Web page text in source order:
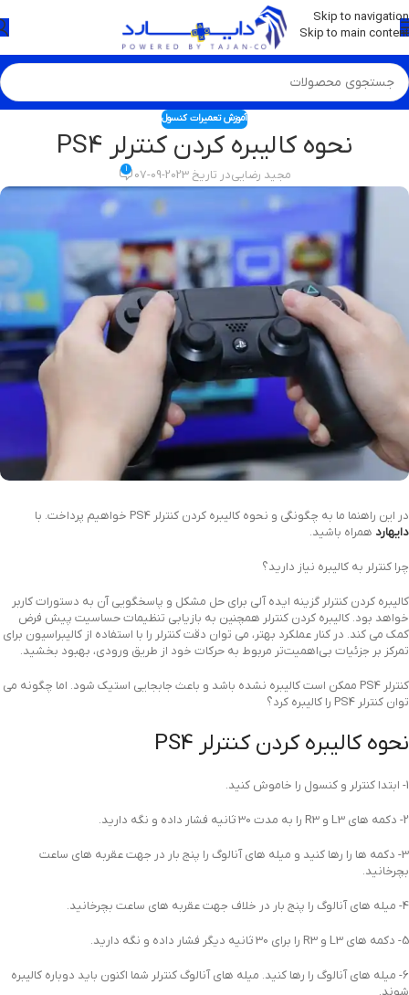
Skip to navigation
Skip to main content
💡برچسب و اسکین کنسول ها بروز شد . . . اینجا کیک کن !
آموزش تعمیرات کنسول
نحوه کالیبره کردن کنترلر PS4
مجید رضاییدر تاریخ 2023-09-07 1
در این راهنما ما به چگونگی و نحوه کالیبره کردن کنترلر PS4 خواهیم پرداخت. با
دایهارد همراه باشید.
چرا کنترلر به کالیبره نیاز دارید؟
کالیبره کردن کنترلر گزینه ایده آلی برای حل مشکل و پاسخگویی آن به دستورات کاربر
خواهد بود. کالیبره کردن کنترلر همچنین به بازیابی تنظیمات حساسیت پیش فرض
کمک می کند. در کنار عملکرد بهتر، می توان دقت کنترلر را با استفاده از کالیبراسیون برای
تمرکز بر جزئیات بی‌اهمیت‌تر مربوط به حرکات خود از طریق ورودی، بهبود بخشید.
کنترلر PS4 ممکن است کالیبره نشده باشد و باعث جابجایی استیک شود. اما چگونه می
توان کنترلر PS4 را کالیبره کرد؟
نحوه کالیبره کردن کنترلر PS4
1- ابتدا کنترلر و کنسول را خاموش کنید.
2- دکمه های L3 و R3 را به مدت 30 ثانیه فشار داده و نگه دارید.
3- دکمه ها را رها کنید و میله های آنالوگ را پنج بار در جهت عقربه های ساعت
بچرخانید.
4- میله های آنالوگ را پنج بار در خلاف جهت عقربه های ساعت بچرخانید.
5- دکمه های L3 و R3 را برای 30 ثانیه دیگر فشار داده و نگه دارید.
6- میله های آنالوگ را رها کنید. میله های آنالوگ کنترلر شما اکنون باید دوباره کالیبره